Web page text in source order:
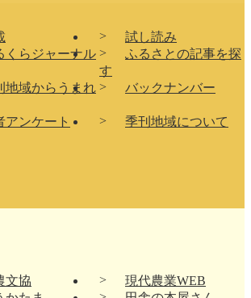
試し読み
くらジャーナル
ふるさとの記事を探
す
地域からうまれ
バックナンバー
アンケート 季刊地域について
文協
現代農業WEB